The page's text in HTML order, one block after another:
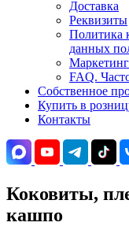
Доставка
Реквизиты
Политика
данных
FAQ.
Собственное
Купить в
Контакты
Коковиты,
кашпо